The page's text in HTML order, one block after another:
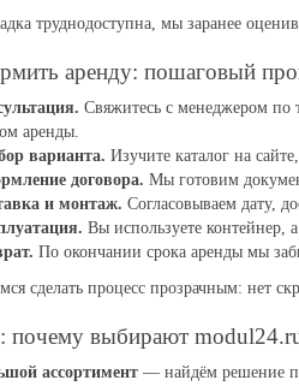
труднодоступна, мы заранее
аренду: пошаговый
Свяжитесь с менеджером по
аренды.
варианта. Изучите каталог на
договора. Мы готовим
и монтаж. Согласовываем дату,
Вы используете контейнер,
По окончании срока аренды мы
сделать процесс прозрачным: нет
выбирают
ассортимент — найдём решение